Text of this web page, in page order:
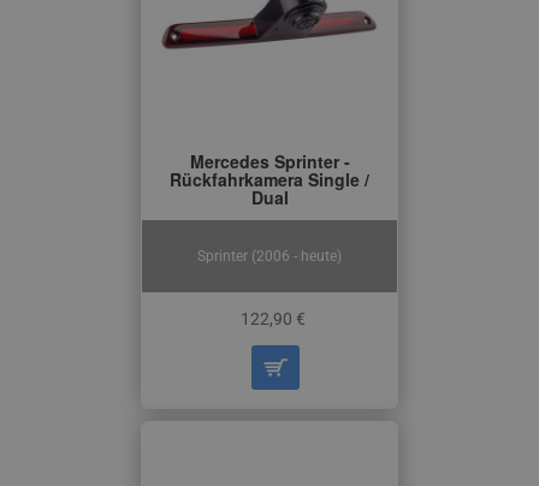
Sprinter (2006 - heute)
Mercedes Sprinter -
Rückfahrkamera Single /
Dual
122,90 €